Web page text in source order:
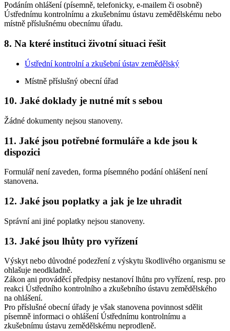
Podáním ohlášení (písemně, telefonicky, e-mailem či osobně)
Ústřednímu kontrolnímu a zkušebnímu ústavu zemědělskému nebo
místně příslušnému obecnímu úřadu.
8. Na které instituci životní situaci řešit
Ústřední kontrolní a zkušební ústav zemědělský
Místně příslušný obecní úřad
10. Jaké doklady je nutné mít s sebou
Žádné dokumenty nejsou stanoveny.
11. Jaké jsou potřebné formuláře a kde jsou k
dispozici
Formulář není zaveden, forma písemného podání ohlášení není
stanovena.
12. Jaké jsou poplatky a jak je lze uhradit
Správní ani jiné poplatky nejsou stanoveny.
13. Jaké jsou lhůty pro vyřízení
Výskyt nebo důvodné podezření z výskytu škodlivého organismu se
ohlašuje neodkladně.
Zákon ani prováděcí předpisy nestanoví lhůtu pro vyřízení, resp. pro
reakci Ústředního kontrolního a zkušebního ústavu zemědělského
na ohlášení.
Pro příslušné obecní úřady je však stanovena povinnost sdělit
písemně informaci o ohlášení Ústřednímu kontrolnímu a
zkušebnímu ústavu zemědělskému neprodleně.